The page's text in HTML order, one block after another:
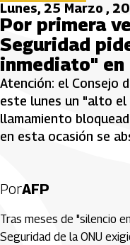
Lunes, 25 Marzo ,
Por primera
Seguridad
inmediato" en
Atención: el Consejo
este lunes un "alto el
llamamiento
en esta ocasión se
PorAFP
Tras meses de "silencio
Seguridad de la ONU